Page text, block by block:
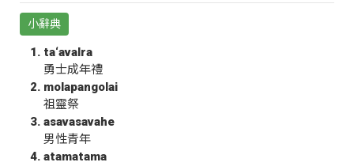
小辭典
ta‘avalra
勇士成年禮
molapangolai
祖靈祭
asavasavahe
男性青年
atamatama